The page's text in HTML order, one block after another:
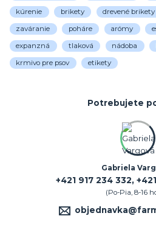
kúrenie brikety drevené brikety
zaváranie poháre arómy
expanzná tlaková nádoba
krmivo pre psov etikety
Potrebujete
Gabriela
+421 917 234 332,
(Po-Pia, 8-16